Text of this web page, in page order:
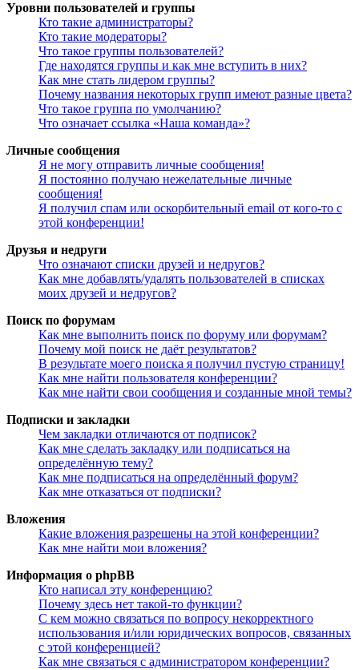
Уровни пользователей и группы
Кто такие администраторы?
Кто такие модераторы?
Что такое группы пользователей?
Где находятся группы и как мне вступить в них?
Как мне стать лидером группы?
Почему названия некоторых групп имеют разные цвета?
Что такое группа по умолчанию?
Что означает ссылка «Наша команда»?
Личные сообщения
Я не могу отправить личные сообщения!
Я постоянно получаю нежелательные личные
сообщения!
Я получил спам или оскорбительный email от кого-то с
этой конференции!
Друзья и недруги
Что означают списки друзей и недругов?
Как мне добавлять/удалять пользователей в списках
моих друзей и недругов?
Поиск по форумам
Как мне выполнить поиск по форуму или форумам?
Почему мой поиск не даёт результатов?
В результате моего поиска я получил пустую страницу!
Как мне найти пользователя конференции?
Как мне найти свои сообщения и созданные мной темы?
Подписки и закладки
Чем закладки отличаются от подписок?
Как мне сделать закладку или подписаться на
определённую тему?
Как мне подписаться на определённый форум?
Как мне отказаться от подписки?
Вложения
Какие вложения разрешены на этой конференции?
Как мне найти мои вложения?
Информация о phpBB
Кто написал эту конференцию?
Почему здесь нет такой-то функции?
С кем можно связаться по вопросу некорректного
использования и/или юридических вопросов, связанных
с этой конференцией?
Как мне связаться с администратором конференции?